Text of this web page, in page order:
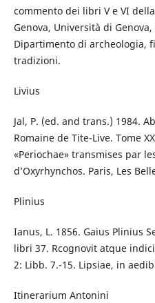
commento dei libri V e VI
Genova, Università di
Dipartimento di archeologia,
tradizioni.
Livius
Jal, P. (ed. and trans.) 1984.
Romaine de Tite-Live. Tome
«Periochae» transmises par
d’Oxyrhynchos. Paris, Les
Plinius
Ianus, L. 1856. Gaius Plinius
libri 37. Rcognovit atque
2: Libb. 7.-15. Lipsiae, in
Itinerarium Antonini